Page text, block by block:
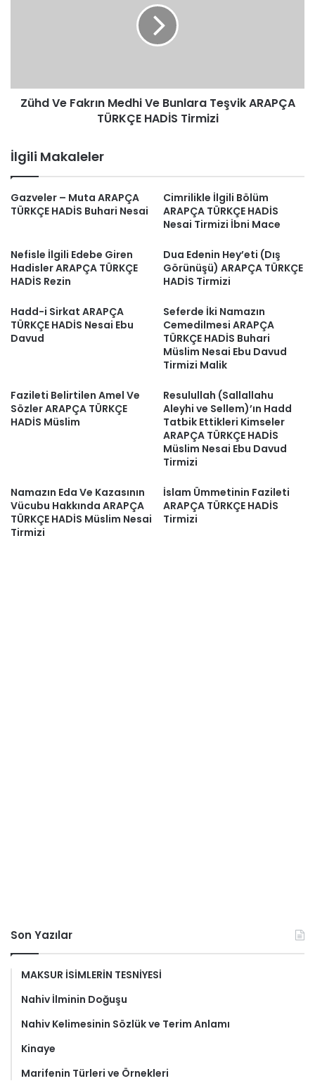
TÜRKÇE
HADİS
Zühd Ve Fakrın Medhi Ve Bunlara Teşvik ARAPÇA
TÜRKÇE HADİS Tirmizi
İlgili Makaleler
Gazveler – Muta ARAPÇA
TÜRKÇE HADİS Buhari Nesai
Cimrilikle İlgili Bölüm
ARAPÇA TÜRKÇE HADİS
Nesai Tirmizi İbni Mace
Nefisle İlgili Edebe Giren
Hadisler ARAPÇA TÜRKÇE
HADİS Rezin
Dua Edenin Hey’eti (Dış
Görünüşü) ARAPÇA TÜRKÇE
HADİS Tirmizi
Hadd-i Sirkat ARAPÇA
TÜRKÇE HADİS Nesai Ebu
Davud
Seferde İki Namazın
Cemedilmesi ARAPÇA
TÜRKÇE HADİS Buhari
Müslim Nesai Ebu Davud
Tirmizi Malik
Fazileti Belirtilen Amel Ve
Sözler ARAPÇA TÜRKÇE
HADİS Müslim
Resulullah (Sallallahu
Aleyhi ve Sellem)’ın Hadd
Tatbik Ettikleri Kimseler
ARAPÇA TÜRKÇE HADİS
Müslim Nesai Ebu Davud
Tirmizi
Namazın Eda Ve Kazasının
Vücubu Hakkında ARAPÇA
TÜRKÇE HADİS Müslim Nesai
Tirmizi
İslam Ümmetinin Fazileti
ARAPÇA TÜRKÇE HADİS
Tirmizi
Son Yazılar
MAKSUR İSİMLERİN TESNİYESİ
Nahiv İlminin Doğuşu
Nahiv Kelimesinin Sözlük ve Terim Anlamı
Kinaye
Marifenin Türleri ve Örnekleri